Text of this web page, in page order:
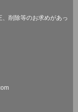
削除等のお求めがあっ